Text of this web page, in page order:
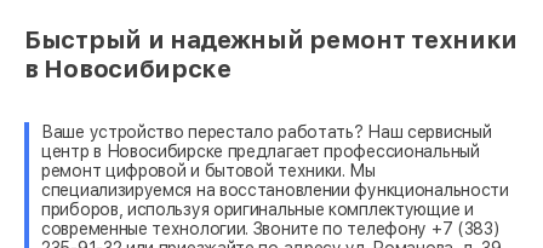
Быстрый и надежный ремонт техники
в Новосибирске
Ваше устройство перестало работать? Наш сервисный
центр в Новосибирске предлагает профессиональный
ремонт цифровой и бытовой техники. Мы
специализируемся на восстановлении функциональности
приборов, используя оригинальные комплектующие и
современные технологии. Звоните по телефону +7 (383)